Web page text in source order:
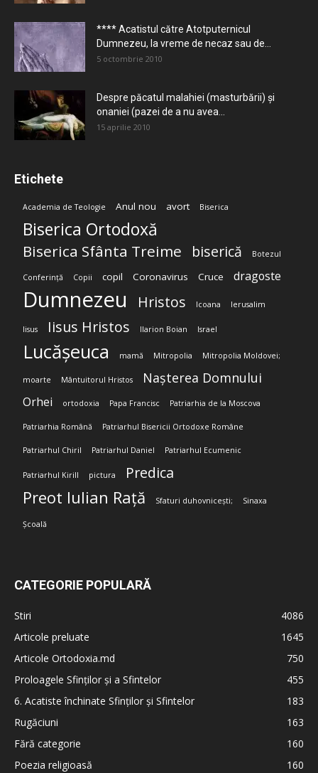
**** Acatistul către Atotputernicul
Dumnezeu, la vreme de necaz sau de...
5 octombrie 2010
Despre păcatul malahiei (masturbării) şi
onaniei (pazei de a nu avea...
15 aprilie 2010
Etichete
Academia de Teologie Anul nou avort Biserica
Biserica Ortodoxă
Biserica Sfânta Treime biserică Botezul
Conferință Copii copil Coronavirus Cruce dragoste
Dumnezeu Hristos Icoana Ierusalim
Iisus Iisus Hristos Ilarion Boian Israel
Lucășeuca mamă Mitropolia Mitropolia Moldovei;
moarte Mântuitorul Hristos Nașterea Domnului
Orhei ortodoxia Papa Francisc Patriarhia de la Moscova
Patriarhia Română Patriarhul Bisericii Ortodoxe Române
Patriarhul Chiril Patriarhul Daniel Patriarhul Ecumenic
Patriarhul Kirill pictura Predica
Preot Iulian Rață Sfaturi duhovnicești; Sinaxa
Școală
CATEGORIE POPULARĂ
Stiri
4086
Articole preluate
1645
Articole Ortodoxia.md
750
Proloagele Sfinților și a Sfintelor
455
6. Acatiste închinate Sfinților și Sfintelor
183
Rugăciuni
163
Fără categorie
160
Poezia religioasă
160